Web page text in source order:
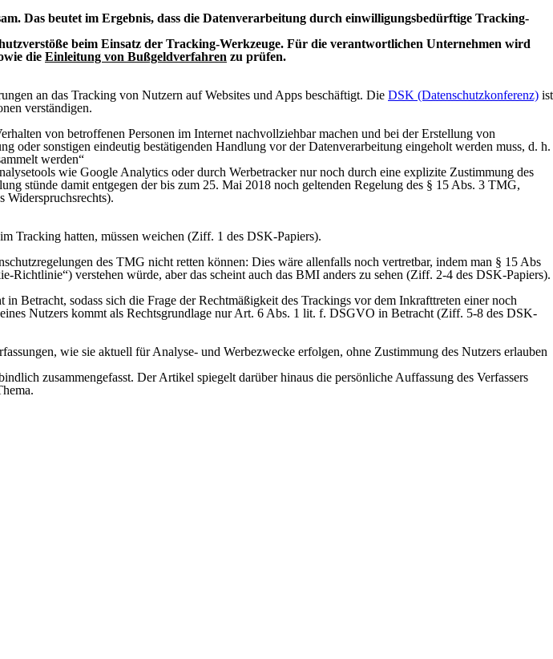
Das beutet im Ergebnis, dass die Datenverarbeitung durch einwilligungsbedürftige Tracking-
beim Einsatz der Tracking-Werkzeuge. Für die verantwortlichen Unternehmen wird
die Einleitung von Bußgeldverfahren zu prüfen.
an das Tracking von Nutzern auf Websites und Apps beschäftigt. Die DSK (Datenschutzkonferenz) ist
verständigen.
von betroffenen Personen im Internet nachvollziehbar machen und bei der Erstellung von
sonstigen eindeutig bestätigenden Handlung vor der Datenverarbeitung eingeholt werden muss, d. h.
werden“
wie Google Analytics oder durch Werbetracker nur noch durch eine explizite Zustimmung des
stünde damit entgegen der bis zum 25. Mai 2018 noch geltenden Regelung des § 15 Abs. 3 TMG,
Widerspruchsrechts).
Tracking hatten, müssen weichen (Ziff. 1 des DSK-Papiers).
des TMG nicht retten können: Dies wäre allenfalls noch vertretbar, indem man § 15 Abs
verstehen würde, aber das scheint auch das BMI anders zu sehen (Ziff. 2-4 des DSK-Papiers).
Betracht, sodass sich die Frage der Rechtmäßigkeit des Trackings vor dem Inkrafttreten einer noch
Nutzers kommt als Rechtsgrundlage nur Art. 6 Abs. 1 lit. f. DSGVO in Betracht (Ziff. 5-8 des DSK-
wie sie aktuell für Analyse- und Werbezwecke erfolgen, ohne Zustimmung des Nutzers erlauben
zusammengefasst. Der Artikel spiegelt darüber hinaus die persönliche Auffassung des Verfassers